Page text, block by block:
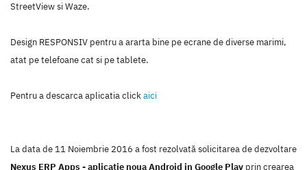
StreetView si Waze.
Design RESPONSIV pentru a ararta bine pe ecrane de diverse marimi,
atat pe telefoane cat si pe tablete.
Pentru a descarca aplicatia clickaici
La data de 11 Noiembrie 2016 a fost rezolvată solicitarea de dezvoltare
Nexus ERP Apps - aplicatie noua Android in Google Play prin crearea